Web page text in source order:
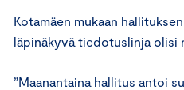
Kotamäen mukaan
läpinäkyvä tiedotuslinja olisi
”Maanantaina hallitus antoi